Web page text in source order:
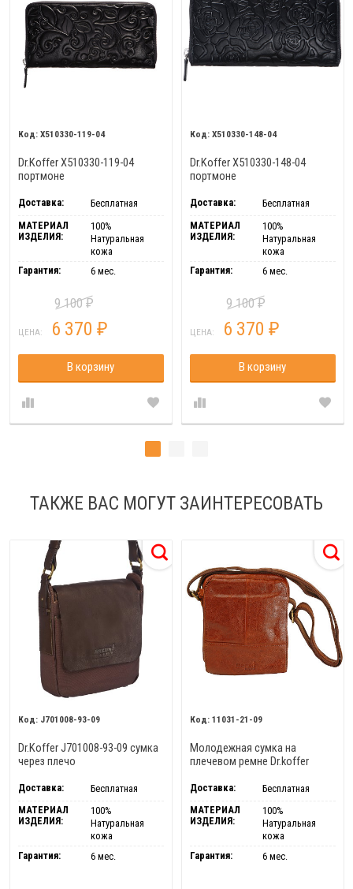
X510330-119-04
Dr.Koffer X510330-119-04
портмоне
Доставка:
Бесплатная
МАТЕРИАЛ
ИЗДЕЛИЯ:
100%
Натуральная
кожа
Гарантия:
6 мес.
9 100₽
ЦЕНА: 6 370 ₽
В корзину
X510330-148-04
Dr.Koffer X510330-148-04
портмоне
Доставка:
Бесплатная
МАТЕРИАЛ
ИЗДЕЛИЯ:
100%
Натуральная
кожа
Гарантия:
6 мес.
9 100₽
ЦЕНА: 6 370 ₽
В корзину
ТАКЖЕ ВАС МОГУТ ЗАИНТЕРЕСОВАТЬ
J701008-93-09
Dr.Koffer J701008-93-09 сумка
через плечо
Доставка:
Бесплатная
МАТЕРИАЛ
ИЗДЕЛИЯ:
100%
Натуральная
кожа
Гарантия:
6 мес.
11031-21-09
Молодежная сумка на
плечевом ремне Dr.koffer
Доставка:
Бесплатная
МАТЕРИАЛ
ИЗДЕЛИЯ:
100%
Натуральная
кожа
Гарантия:
6 мес.